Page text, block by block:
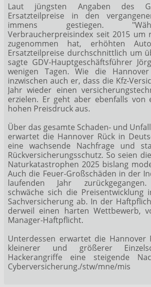
Laut jüngsten Angaben des
Ersatzteilpreise in den
immens gestiegen.
Verbraucherpreisindex seit 2015 um
zugenommen hat, erhöhten
Ersatzteilpreise durchschnittlich um
sagte GDV-Hauptgeschäftsführer
wenigen Tagen. Wie die
inzwischen auch er, dass die Kfz-
Jahr wieder einen
erzielen. Er geht aber ebenfalls von
hohen Preisdruck aus.
Über das gesamte Schaden- und
erwartet die Hannover Rück in
eine wachsende Nachfrage und
Rückversicherungsschutz. So seien
Naturkatastrophen 2025 bislang
Auch die Feuer-Großschäden in der
laufenden Jahr
schwäche sich die Preisentwicklung
Sachversicherung ab. In der
derweil einen harten Wettbewerb,
Manager-Haftpflicht.
Unterdessen erwartet die Hannover
kleinerer und größerer
Hackerangriffe eine steigende
Cyberversicherung./stw/mne/mis